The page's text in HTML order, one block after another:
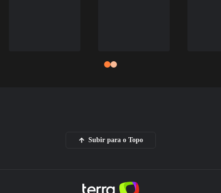
Subir para o Topo